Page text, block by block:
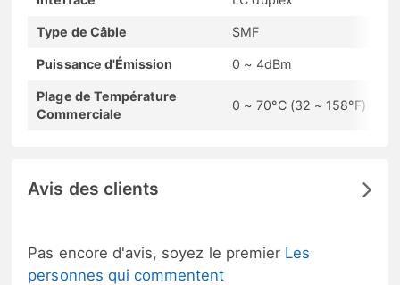
Type de Câble SMF
Puissance d'Émission 0 ~ 4dBm
Plage de Température
Commerciale
0 ~ 70°C (32 ~ 158°F)
Avis des clients
Pas encore d'avis, soyez le premier Les
personnes qui commentent